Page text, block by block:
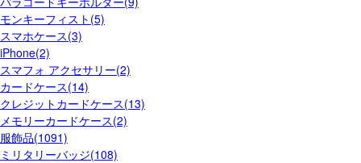
モンキーフィスト(5)
スマホケース(3)
iPhone(2)
スマフォ アクセサリー(2)
カードケース(14)
クレジットカードケース(13)
メモリーカードケース(2)
服飾品(1091)
ミリタリーバッジ(108)